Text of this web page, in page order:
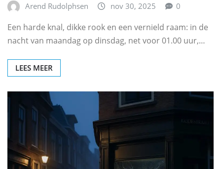
Arend Rudolphsen nov 30, 2025 0
Een harde knal, dikke rook en een vernield raam: in de
nacht van maandag op dinsdag, net voor 01.00 uur,…
LEES MEER